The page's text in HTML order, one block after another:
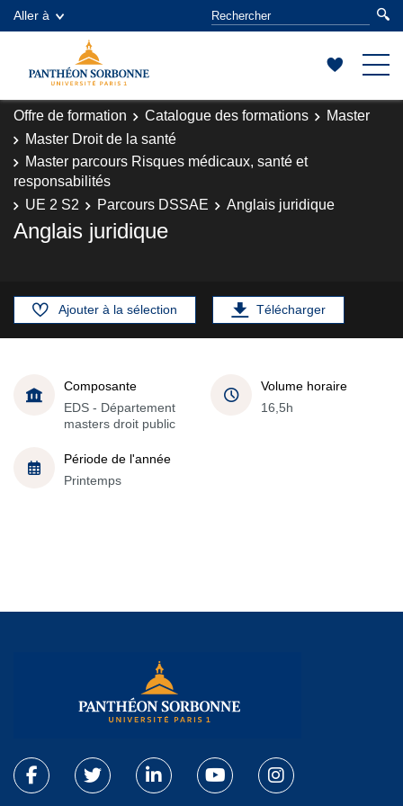
Aller à
Offre de formation Catalogue des formations
Master
Master Droit de la santé
Master parcours Risques médicaux, santé et
responsabilités
UE 2 S2
Parcours DSSAE Anglais juridique
Anglais juridique
Ajouter à la sélection Télécharger
Composante
EDS - Département
masters droit public
Volume horaire
16,5h
Période de l'année
Printemps